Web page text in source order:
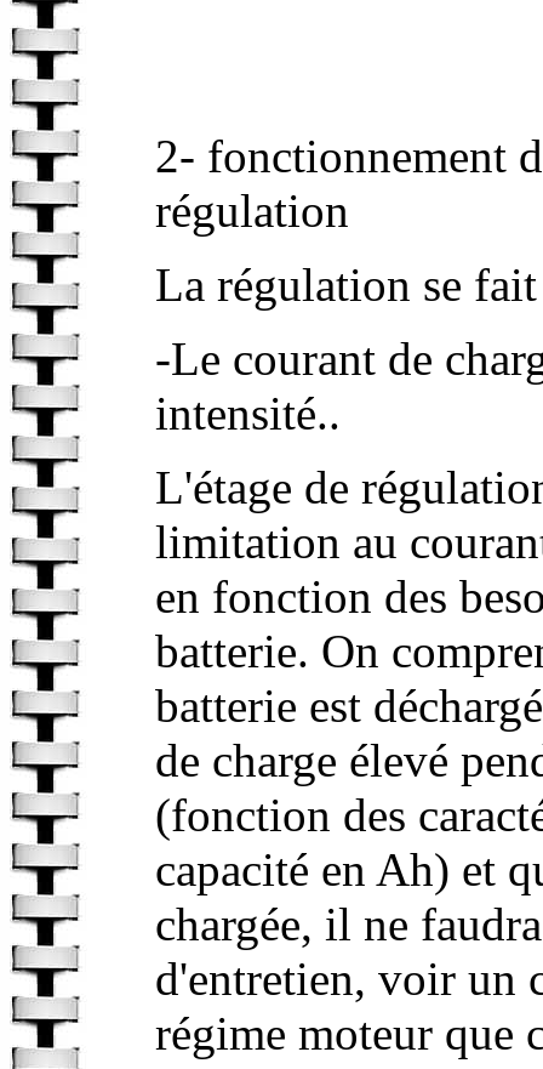
2- fonctionnement
régulation
La régulation se
-Le courant de
intensité..
L'étage de
limitation au
en fonction des
batterie. On
batterie est
de charge élevé
(fonction des
capacité en Ah) et
chargée, il ne
d'entretien, voir un
régime moteur que